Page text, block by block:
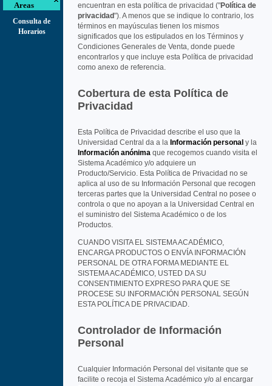
Areas
Consulta de
Horarios
encuentran en esta política de privacidad ("Política de
privacidad"). A menos que se indique lo contrario, los
términos en mayúsculas tienen los mismos
significados que los estipulados en los Términos y
Condiciones Generales de Venta, donde puede
encontrarlos y que incluye esta Política de privacidad
como anexo de referencia.
Cobertura de esta Política de
Privacidad
Esta Política de Privacidad describe el uso que la
Universidad Central da a la Información personal y la
Información anónima que recogemos cuando visita el
Sistema Académico y/o adquiere un
Producto/Servicio. Esta Política de Privacidad no se
aplica al uso de su Información Personal que recogen
terceras partes que la Universidad Central no posee o
controla o que no apoyan a la Universidad Central en
el suministro del Sistema Académico o de los
Productos.
CUANDO VISITA EL SISTEMA ACADÉMICO,
ENCARGA PRODUCTOS O ENVÍA INFORMACIÓN
PERSONAL DE OTRA FORMA MEDIANTE EL
SISTEMA ACADÉMICO, USTED DA SU
CONSENTIMIENTO EXPRESO PARA QUE SE
PROCESE SU INFORMACIÓN PERSONAL SEGÚN
ESTA POLÍTICA DE PRIVACIDAD.
Controlador de Información
Personal
Cualquier Información Personal del visitante que se
facilite o recoja el Sistema Académico y/o al encargar